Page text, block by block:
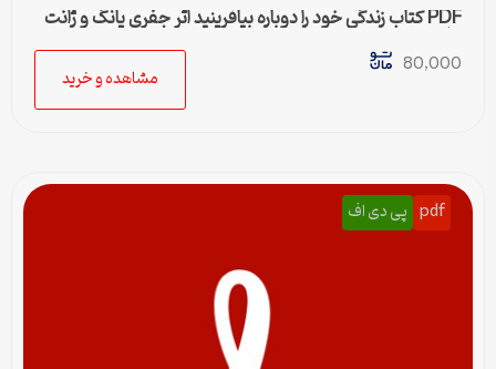
PDF کتاب زندگی خود را دوباره بیافرینید اثر جفری یانگ و ژانت
کلوسکو
80,000
مشاهده و خرید
pdf پی دی اف